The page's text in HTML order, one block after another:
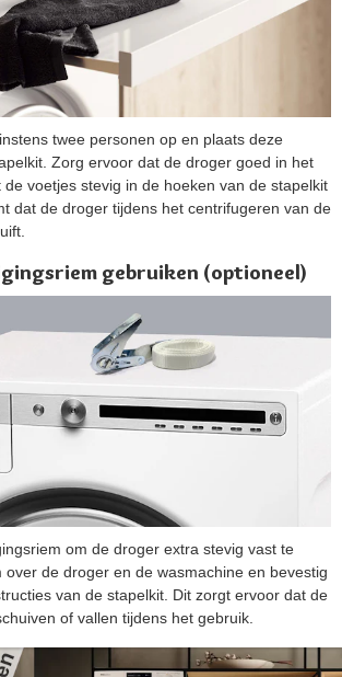
twee personen op en plaats deze
Zorg ervoor dat de droger goed in het
voetjes stevig in de hoeken van de stapelkit
dat de droger tijdens het centrifugeren van de
gebruiken (optioneel)
om de droger extra stevig vast te
over de droger en de wasmachine en bevestig
van de stapelkit. Dit zorgt ervoor dat de
of vallen tijdens het gebruik.